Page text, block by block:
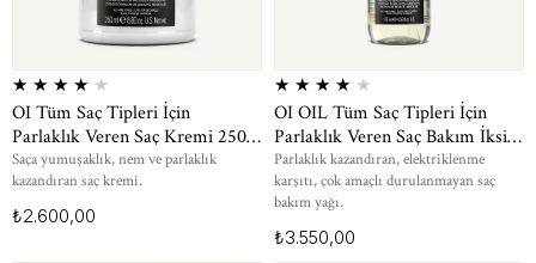
★ ★ ★ ★ ★
OI Tüm Saç Tipleri İçin
Parlaklık Veren Saç Kremi 250
ml
Saça yumuşaklık, nem ve parlaklık
kazandıran saç kremi.
₺2.600,00
★ ★ ★ ★ ★
OI OIL Tüm Saç Tipleri İçin
Parlaklık Veren Saç Bakım İksiri
135 ml
Parlaklık kazandıran, elektriklenme
karşıtı, çok amaçlı durulanmayan saç
bakım yağı.
₺3.550,00